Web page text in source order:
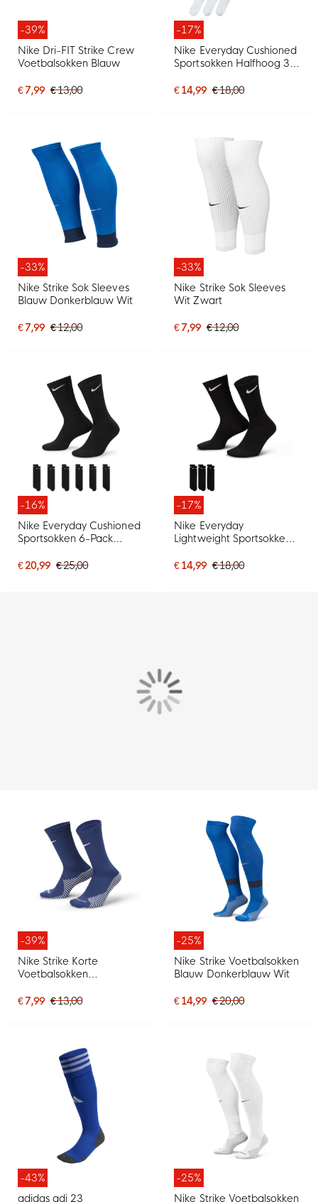
-39%
Nike Dri-FIT Strike Crew
Voetbalsokken Blauw
€ 7,99 € 13,00
-17%
Nike Everyday Cushioned
Sportsokken Halfhoog 3-
€ 14,99 € 18,00
-33%
Nike Strike Sok Sleeves
Blauw Donkerblauw Wit
€ 7,99 € 12,00
-33%
Nike Strike Sok Sleeves
Wit Zwart
€ 7,99 € 12,00
-16%
Nike Everyday Cushioned
Sportsokken 6-Pack
€ 20,99 € 25,00
-17%
Nike Everyday
Lightweight Sportsokken
€ 14,99 € 18,00
-39%
Nike Strike Korte
Voetbalsokken
€ 7,99 € 13,00
-25%
Nike Strike Voetbalsokken
Blauw Donkerblauw Wit
€ 14,99 € 20,00
-43%
adidas adi 23
-25%
Nike Strike Voetbalsokken